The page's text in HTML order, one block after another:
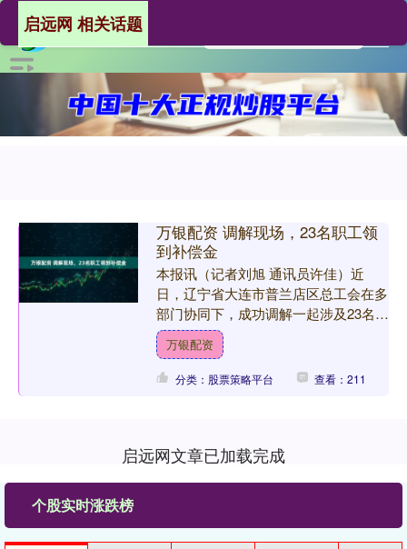
启远网 相关话题
万银配资 调解现场，23名职工领
到补偿金
本报讯（记者刘旭 通讯员许佳）近
日，辽宁省大连市普兰店区总工会在多
部门协同下，成功调解一起涉及23名职
工的群体性劳动纠纷。企业与职工达成
和解，企业当场支付工资及....
万银配资
分类：股票策略平台 查看：211
启远网文章已加载完成
个股实时涨跌榜